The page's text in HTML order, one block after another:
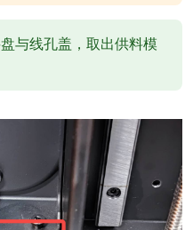
与线孔盖，取出供料模